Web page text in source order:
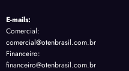
E-mails:
Comercial:
comercial@otenbrasil.com.br
Financeiro:
financeiro@otenbrasil.com.br